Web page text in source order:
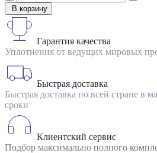
В корзину
Гарантия качества
Уплотнения от ведущих мировых
Быстрая доставка
Быстрая доставка по всей стране в
сроки
Клиентский сервис
Подбор максимально полного